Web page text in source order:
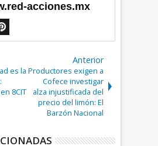
acciones.mx
es la
8CIT
Anterior
Productores exigen a
Cofece investigar
alza injustificada del
precio del limón: El
Barzón Nacional